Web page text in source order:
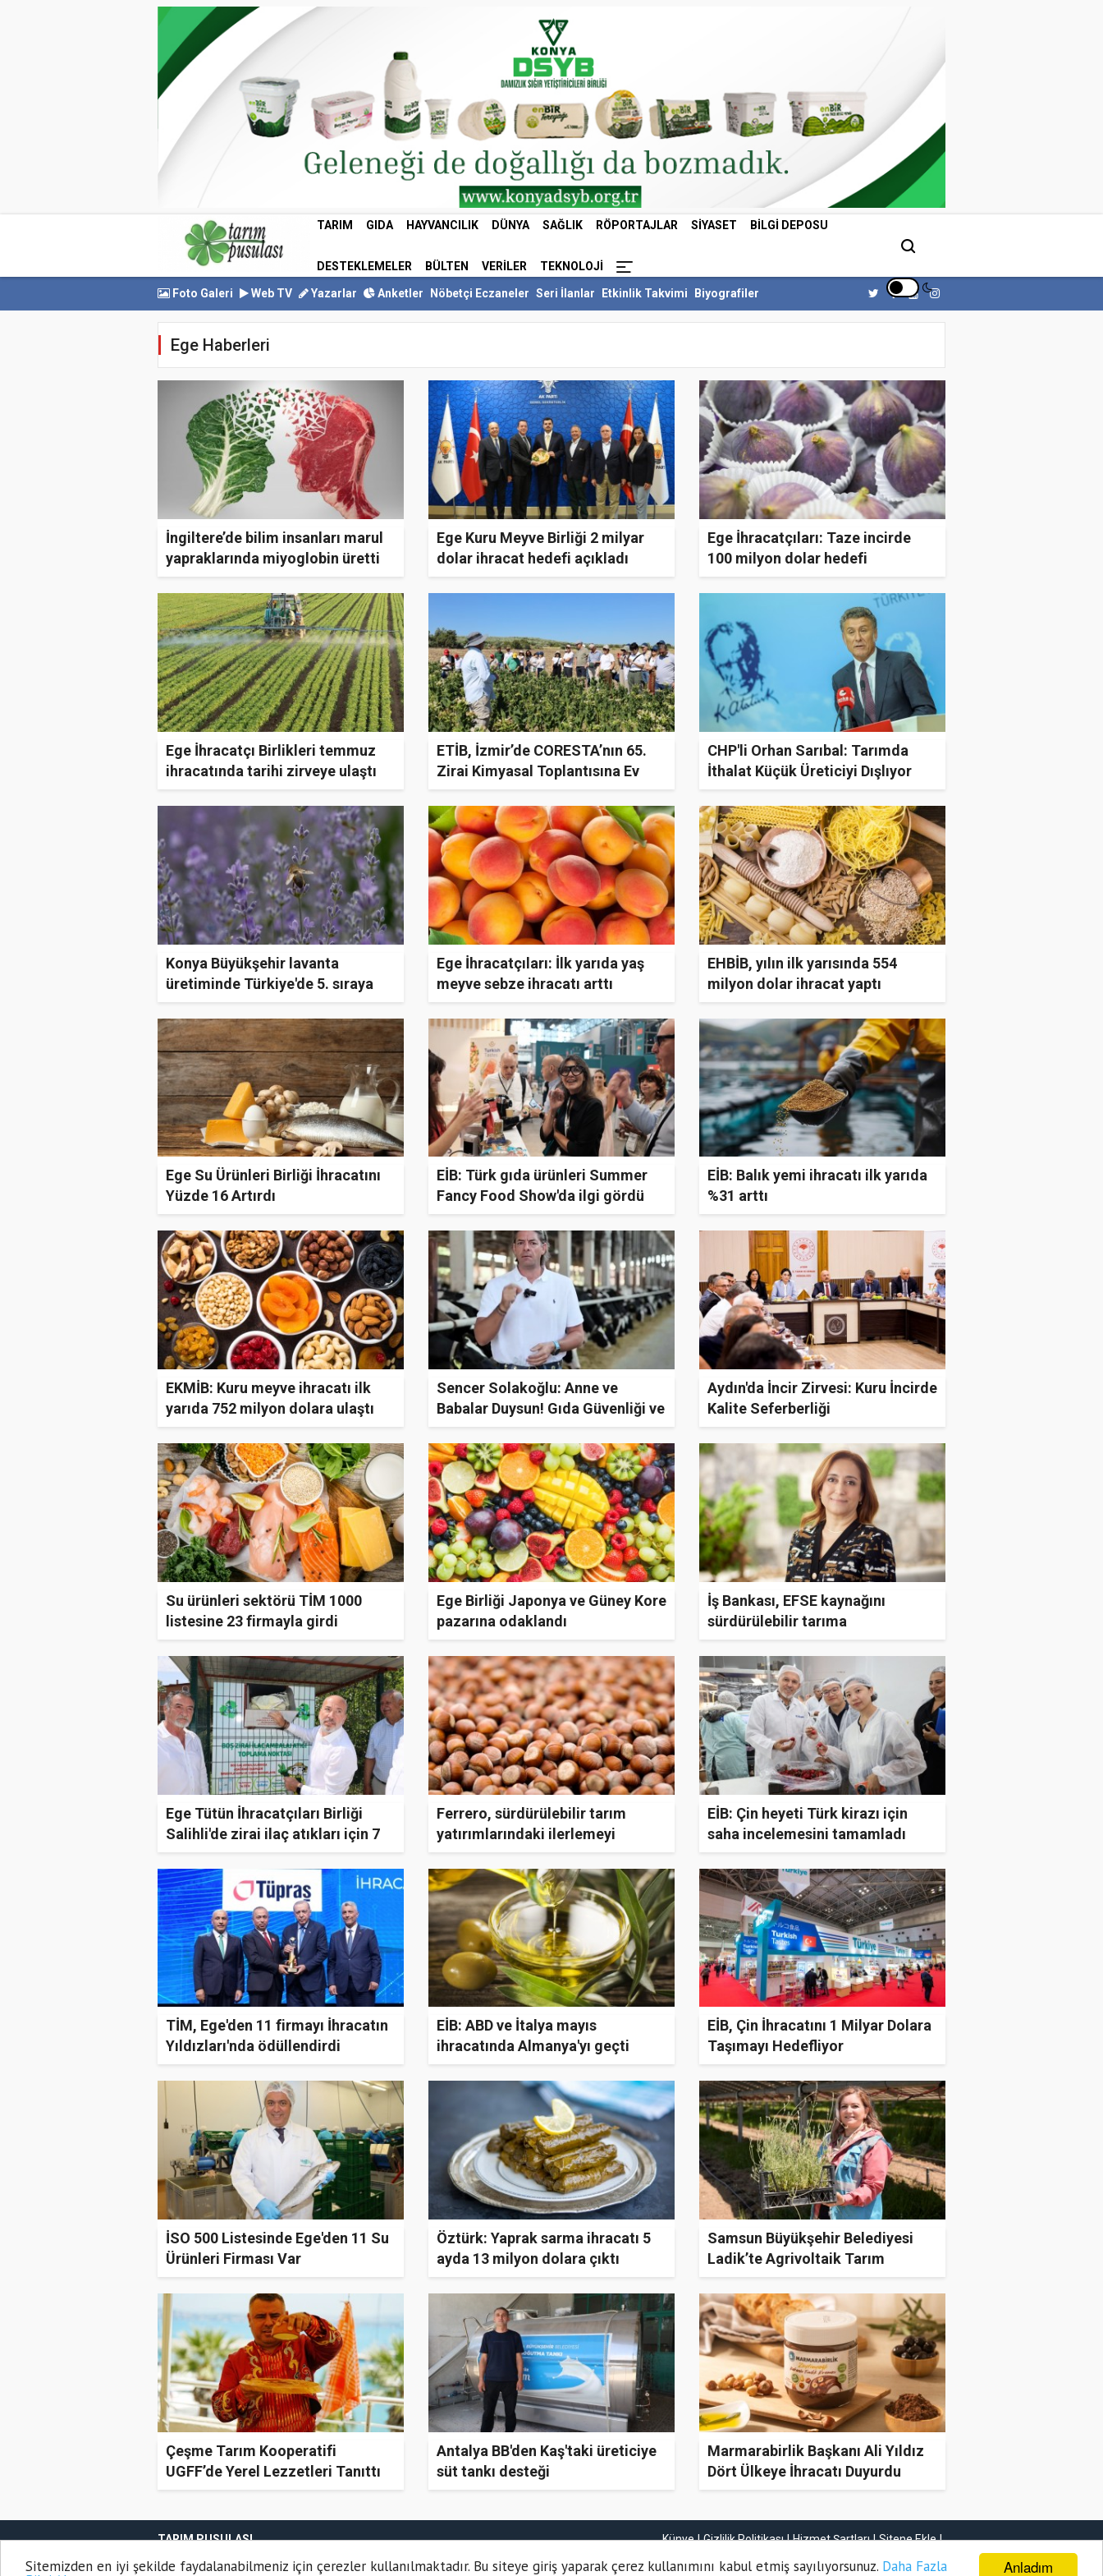
Anladım
Sitemizden en iyi şekilde faydalanabilmeniz için çerezler kullanılmaktadır. Bu siteye giriş yaparak çerez kullanımını kabul etmiş sayılıyorsunuz. Daha Fazla
TARIM GIDA HAYVANCILIK DÜNYA SAĞLIK RÖPORTAJLAR SIYASET BILGI DEPOSU
DESTEKLEMELER BÜLTEN VERILER TEKNOLOJI
Foto Galeri Web TV Yazarlar Anketler Nöbetçi Eczaneler Seri İlanlar Etkinlik Takvimi Biyografiler
Ege Haberleri
İngiltere’de bilim insanları marul
yapraklarında miyoglobin üretti
Ege Kuru Meyve Birliği 2 milyar
dolar ihracat hedefi açıkladı
Ege İhracatçıları: Taze incirde
100 milyon dolar hedefi
Ege İhracatçı Birlikleri temmuz
ihracatında tarihi zirveye ulaştı
ETİB, İzmir’de CORESTA’nın 65.
Zirai Kimyasal Toplantısına Ev
Sahipliği Yaptı
CHP'li Orhan Sarıbal: Tarımda
İthalat Küçük Üreticiyi Dışlıyor
Konya Büyükşehir lavanta
üretiminde Türkiye'de 5. sıraya
çıktı
Ege İhracatçıları: İlk yarıda yaş
meyve sebze ihracatı arttı
EHBİB, yılın ilk yarısında 554
milyon dolar ihracat yaptı
Ege Su Ürünleri Birliği İhracatını
Yüzde 16 Artırdı
EİB: Türk gıda ürünleri Summer
Fancy Food Show'da ilgi gördü
EİB: Balık yemi ihracatı ilk yarıda
%31 arttı
EKMİB: Kuru meyve ihracatı ilk
yarıda 752 milyon dolara ulaştı
Sencer Solakoğlu: Anne ve
Babalar Duysun! Gıda Güvenliği ve
Tarımda Büyük Tehlike
Aydın'da İncir Zirvesi: Kuru İncirde
Kalite Seferberliği
Su ürünleri sektörü TİM 1000
listesine 23 firmayla girdi
Ege Birliği Japonya ve Güney Kore
pazarına odaklandı
İş Bankası, EFSE kaynağını
sürdürülebilir tarıma
yönlendirecek
Ege Tütün İhracatçıları Birliği
Salihli'de zirai ilaç atıkları için 7
atık noktası açtı
Ferrero, sürdürülebilir tarım
yatırımlarındaki ilerlemeyi
açıkladı
EİB: Çin heyeti Türk kirazı için
saha incelemesini tamamladı
TİM, Ege'den 11 firmayı İhracatın
Yıldızları'nda ödüllendirdi
EİB: ABD ve İtalya mayıs
ihracatında Almanya'yı geçti
EİB, Çin İhracatını 1 Milyar Dolara
Taşımayı Hedefliyor
İSO 500 Listesinde Ege'den 11 Su
Ürünleri Firması Var
Öztürk: Yaprak sarma ihracatı 5
ayda 13 milyon dolara çıktı
Samsun Büyükşehir Belediyesi
Ladik’te Agrivoltaik Tarım
Başlattı
Çeşme Tarım Kooperatifi
UGFF’de Yerel Lezzetleri Tanıttı
Antalya BB'den Kaş'taki üreticiye
süt tankı desteği
Marmarabirlik Başkanı Ali Yıldız
Dört Ülkeye İhracatı Duyurdu
TARIM PUSULASI
Künye Gizlilik Politikası Hizmet Şartları
Sitene Ekle
Haber Gönder
Firma Ekle İlan Ekle